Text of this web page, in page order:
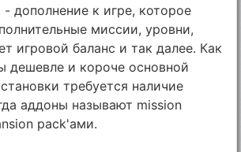
- дополнение к игре, которое
миссии, уровни,
игровой баланс и так далее. Как
дешевле и короче основной
требуется наличие
аддоны называют mission
pack'ами.